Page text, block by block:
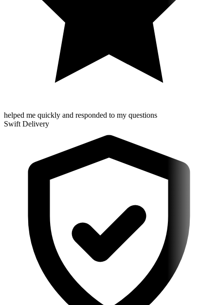
helped me quickly and responded to my questions
Swift Delivery